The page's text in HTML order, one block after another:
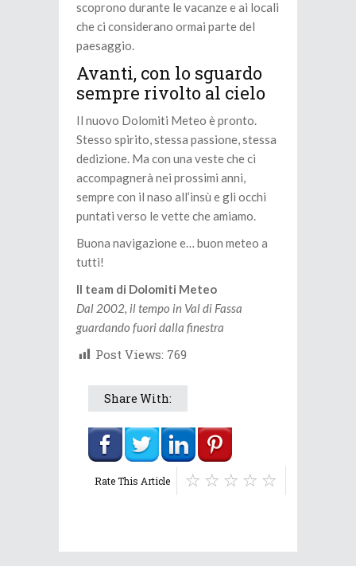
scoprono durante le vacanze e ai locali
che ci considerano ormai parte del
paesaggio.
Avanti, con lo sguardo
sempre rivolto al cielo
Il nuovo Dolomiti Meteo è pronto.
Stesso spirito, stessa passione, stessa
dedizione. Ma con una veste che ci
accompagnerà nei prossimi anni,
sempre con il naso all’insù e gli occhi
puntati verso le vette che amiamo.
Buona navigazione e… buon meteo a
tutti!
Il team di Dolomiti Meteo
Dal 2002, il tempo in Val di Fassa
guardando fuori dalla finestra
Post Views: 769
Share With:
Rate This Article